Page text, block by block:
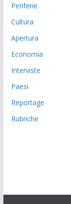
Periferie
Cultura
Apertura
Economia
Interviste
Paesi
Reportage
Rubriche